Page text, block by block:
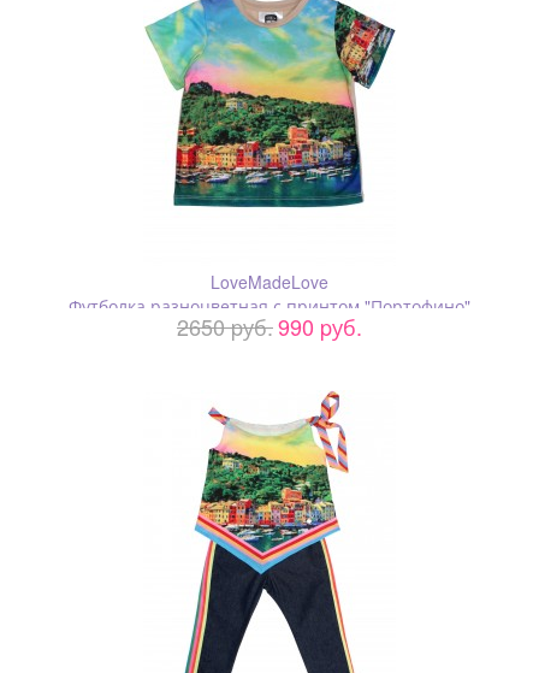
LoveMadeLove
Футболка разноцветная с принтом "Портофино"
2650 pуб.990 pуб.